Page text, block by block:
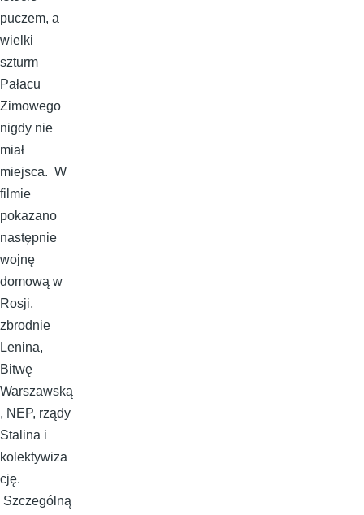
puczem, a
wielki
szturm
Pałacu
Zimowego
nigdy nie
miał
miejsca. W
filmie
pokazano
następnie
wojnę
domową w
Rosji,
zbrodnie
Lenina,
Bitwę
Warszawską
, NEP, rządy
Stalina i
kolektywiza
cję.
Szczególną